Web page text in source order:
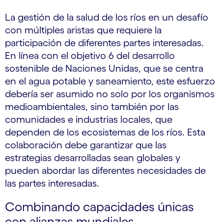
La gestión de la salud de los ríos en un desafío
con múltiples aristas que requiere la
participación de diferentes partes interesadas.
En línea con el objetivo 6 del desarrollo
sostenible de Naciones Unidas, que se centra
en el agua potable y saneamiento, este esfuerzo
debería ser asumido no solo por los organismos
medioambientales, sino también por las
comunidades e industrias locales, que
dependen de los ecosistemas de los ríos. Esta
colaboración debe garantizar que las
estrategias desarrolladas sean globales y
pueden abordar las diferentes necesidades de
las partes interesadas.
Combinando capacidades únicas